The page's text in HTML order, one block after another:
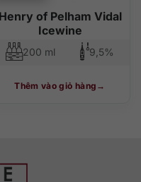
Henry of Pelham Vidal
Icewine
200 ml 9,5%
Thêm vào giỏ hàng